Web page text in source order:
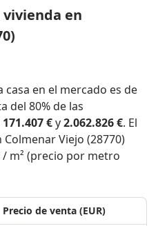
vivienda en
en el mercado es de
del 80% de las
171.407 €y2.062.826 €. El
Viejo (28770)
/ m² (precio por metro
Precio de venta (EUR)